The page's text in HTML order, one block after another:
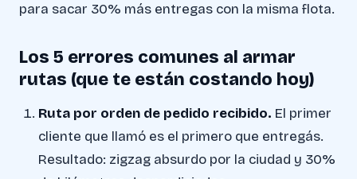
para sacar 30% más entregas con la misma flota.
Los 5 errores comunes al armar
rutas (que te están costando hoy)
Ruta por orden de pedido recibido. El primer
cliente que llamó es el primero que entregás.
Resultado: zigzag absurdo por la ciudad y 30%